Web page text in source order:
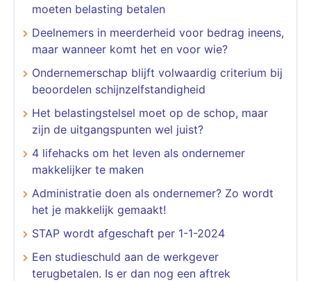
moeten belasting betalen
Deelnemers in meerderheid voor bedrag ineens,
maar wanneer komt het en voor wie?
Ondernemerschap blijft volwaardig criterium bij
beoordelen schijnzelfstandigheid
Het belastingstelsel moet op de schop, maar
zijn de uitgangspunten wel juist?
4 lifehacks om het leven als ondernemer
makkelijker te maken
Administratie doen als ondernemer? Zo wordt
het je makkelijk gemaakt!
STAP wordt afgeschaft per 1-1-2024
Een studieschuld aan de werkgever
terugbetalen. Is er dan nog een aftrek